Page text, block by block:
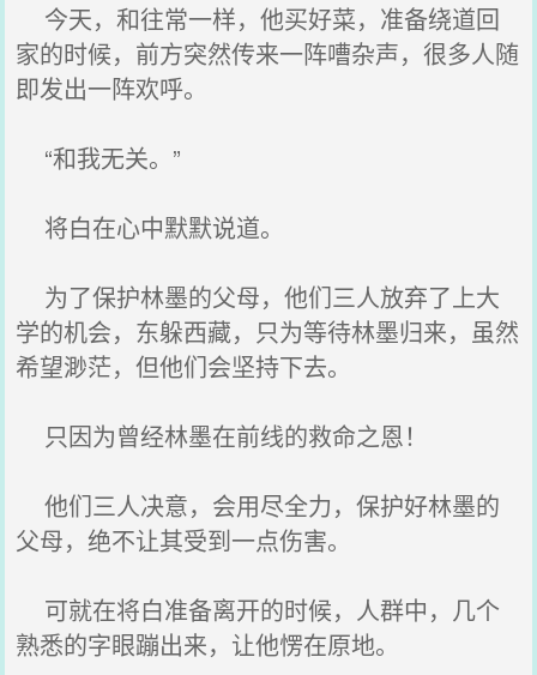
今天，和往常一样，他买好菜，准备绕道回
家的时候，前方突然传来一阵嘈杂声，很多人随
即发出一阵欢呼。
“和我无关。”
将白在心中默默说道。
为了保护林墨的父母，他们三人放弃了上大
学的机会，东躲西藏，只为等待林墨归来，虽然
希望渺茫，但他们会坚持下去。
只因为曾经林墨在前线的救命之恩！
他们三人决意，会用尽全力，保护好林墨的
父母，绝不让其受到一点伤害。
可就在将白准备离开的时候，人群中，几个
熟悉的字眼蹦出来，让他愣在原地。